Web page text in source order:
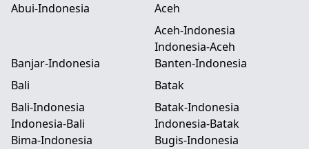
Abui-Indonesia
Aceh
Aceh-Indonesia
Indonesia-Aceh
Banjar-Indonesia
Banten-Indonesia
Bali
Bali-Indonesia
Indonesia-Bali
Batak
Batak-Indonesia
Indonesia-Batak
Bima-Indonesia
Bugis-Indonesia